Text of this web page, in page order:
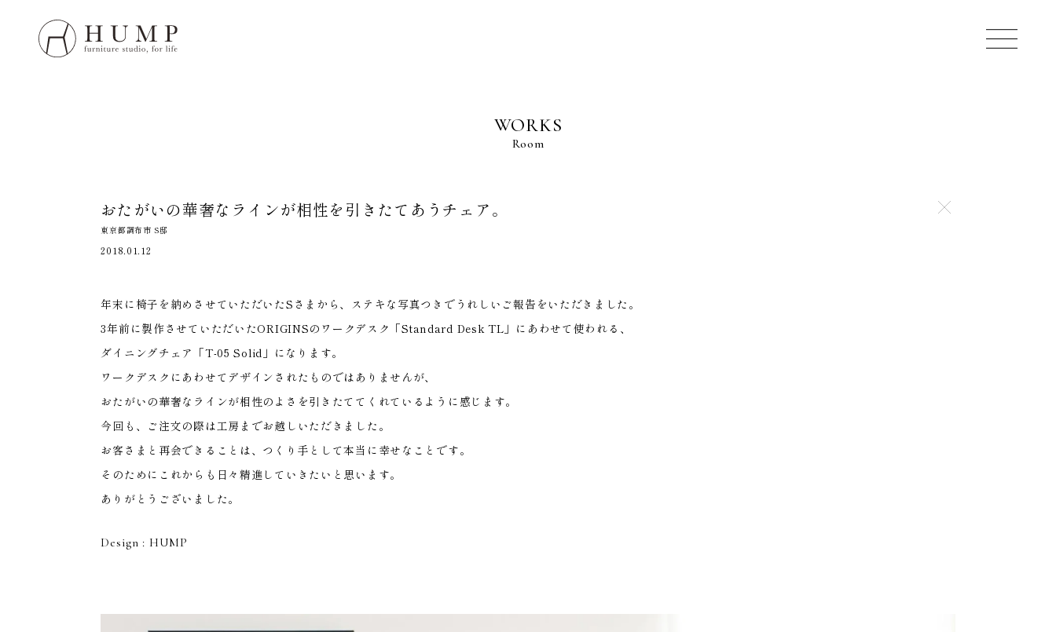
ORIGINS
MAINTENANCE
HOME
WORKS
Room
おたがいの華奢なラインが相性を引きたてあうチェア。
東京都調布市 S邸
2018.01.12
年末に椅子を納めさせていただいたSさまから、ステキな写真つきでうれしいご報告をいただきました。
3年前に製作させていただいたORIGINSのワークデスク「Standard Desk TL」にあわせて使われる、
ダイニングチェア「T-05 Solid」になります。
ワークデスクにあわせてデザインされたものではありませんが、
おたがいの華奢なラインが相性のよさを引きたててくれているように感じます。
今回も、ご注文の際は工房までお越しいただきました。
お客さまと再会できることは、つくり手として本当に幸せなことです。
そのためにこれからも日々精進していきたいと思います。
ありがとうございました。
Design : HUMP